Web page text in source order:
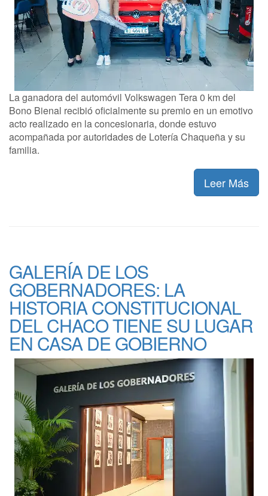
La ganadora del automóvil Volkswagen Tera 0 km del
Bono Bienal recibió oficialmente su premio en un emotivo
acto realizado en la concesionaria, donde estuvo
acompañada por autoridades de Lotería Chaqueña y su
familia.
Leer Más
GALERÍA DE LOS
GOBERNADORES: LA
HISTORIA CONSTITUCIONAL
DEL CHACO TIENE SU LUGAR
EN CASA DE GOBIERNO